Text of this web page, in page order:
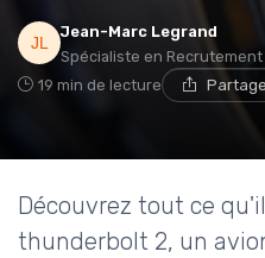
Jean-Marc Legrand
Spécialiste en
19 min de lecture
Découvrez tout ce
thunderbolt 2, un